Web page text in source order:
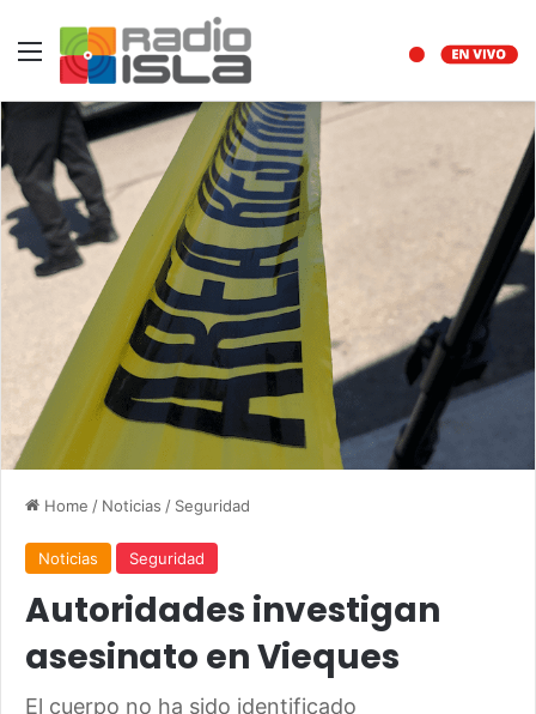
Menu
Home / Noticias / Seguridad
Noticias Seguridad
Autoridades investigan
asesinato en Vieques
El cuerpo no ha sido identificado